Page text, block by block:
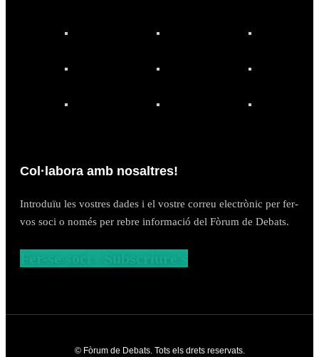
Col·labora amb nosaltres!
Introduïu les vostres dades i el vostre correu electrònic per fer-
vos soci o només per rebre informació del Fòrum de Debats.
Fer-se soci / Subscriure's
© Fòrum de Debats. Tots els drets reservats.